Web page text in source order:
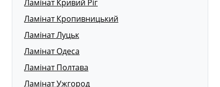
Ламінат Кривий Ріг
Ламінат Кропивницький
Ламінат Луцьк
Ламінат Одеса
Ламінат Полтава
Ламінат Ужгород